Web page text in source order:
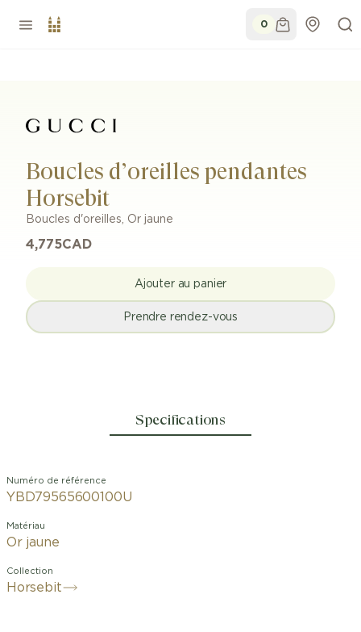
0
Boucles d’oreilles pendantes
Horsebit
Boucles d'oreilles, Or jaune
4,775CAD
Ajouter au panier
Prendre rendez-vous
Specifications
Numéro de référence
YBD79565600100U
Matériau
Or jaune
Collection
Horsebit